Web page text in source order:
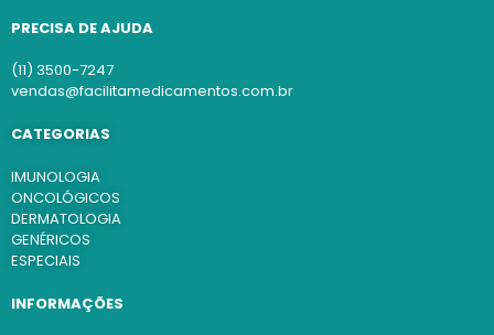
PRECISA DE AJUDA
(11) 3500-7247
vendas@facilitamedicamentos.com.br
CATEGORIAS
IMUNOLOGIA
ONCOLÓGICOS
DERMATOLOGIA
GENÉRICOS
ESPECIAIS
INFORMAÇÕES